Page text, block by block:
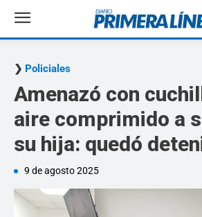
Policiales
Amenazó con
aire comprimido a
su hija: quedó
9 de agosto 2025